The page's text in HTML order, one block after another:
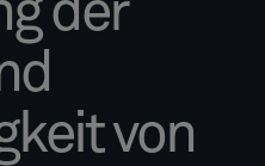
der
von